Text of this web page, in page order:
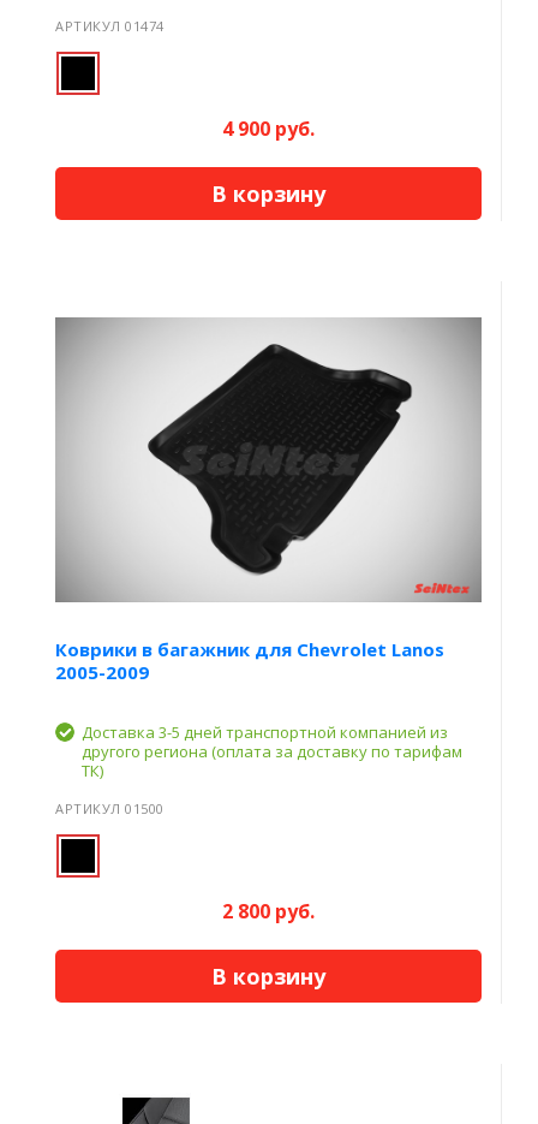
АРТИКУЛ 01474
4 900 руб.
В корзину
Коврики в багажник для Chevrolet Lanos
2005-2009
Доставка 3-5 дней транспортной компанией из
другого региона (оплата за доставку по тарифам
ТК)
АРТИКУЛ 01500
2 800 руб.
В корзину